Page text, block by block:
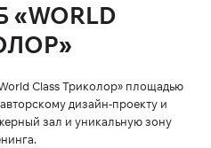
Class Триколор» площадью
дизайн-проекту и
зал и уникальную зону